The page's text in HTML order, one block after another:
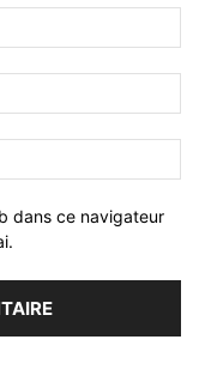
dans ce navigateur